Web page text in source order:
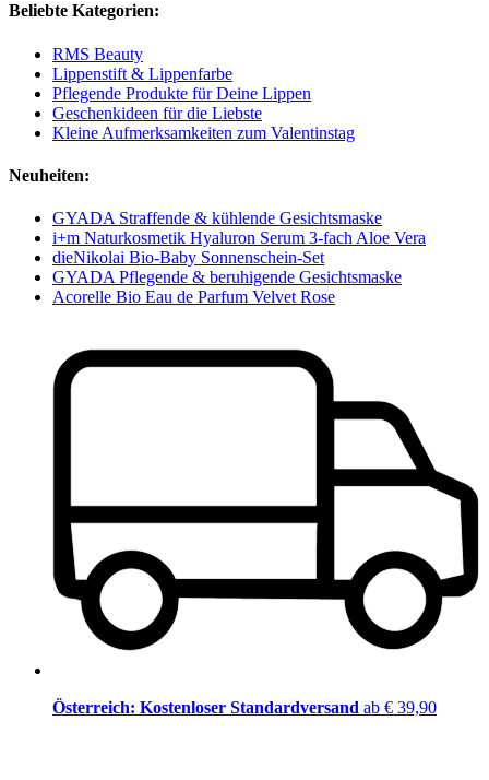
Beliebte Kategorien:
RMS Beauty
Lippenstift & Lippenfarbe
Pflegende Produkte für Deine Lippen
Geschenkideen für die Liebste
Kleine Aufmerksamkeiten zum Valentinstag
Neuheiten:
GYADA Straffende & kühlende Gesichtsmaske
i+m Naturkosmetik Hyaluron Serum 3-fach Aloe Vera
dieNikolai Bio-Baby Sonnenschein-Set
GYADA Pflegende & beruhigende Gesichtsmaske
Acorelle Bio Eau de Parfum Velvet Rose
Österreich: Kostenloser Standardversand ab € 39,90